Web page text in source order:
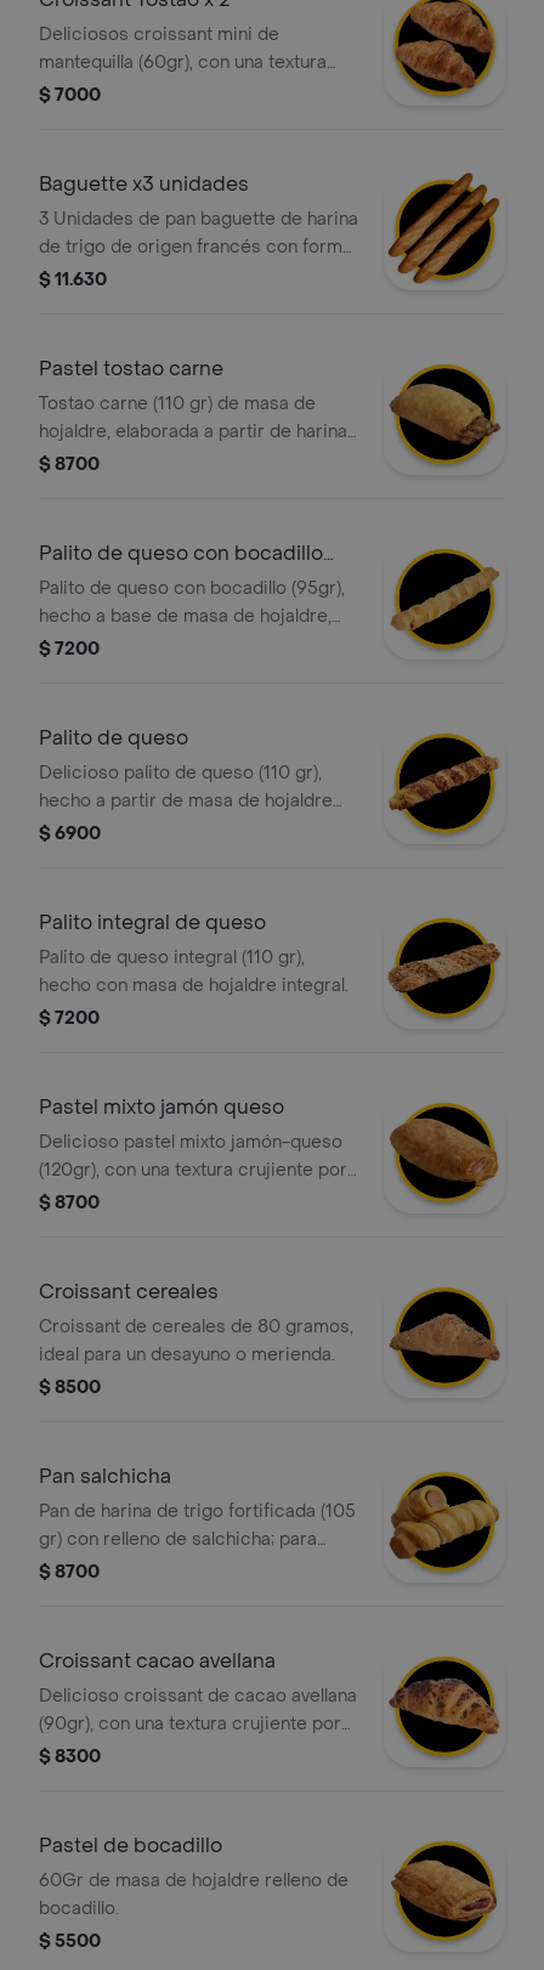
Deliciosos croissant mini de
mantequilla (60gr), con una textura
crujiente por fuera y suave por
mantequilla. ¡perfecto para cualquier
momento del día!
$ 7000
Baguette x3 unidades
3 Unidades de pan baguette de harina
de trigo de origen francés con forma
alargada y corteza crujiente.
$ 11.630
Pastel tostao carne
Tostao carne (110 gr) de masa de
hojaldre, elaborada a partir de harina
de trigo fortificada, grasa vegetal y
$ 8700
Palito de queso con bocadillo
tostao
Palito de queso con bocadillo (95gr),
hecho a base de masa de hojaldre,
relleno de queso y bocadillo pulpa de
$ 7200
Palito de queso
Delicioso palito de queso (110 gr),
hecho a partir de masa de hojaldre
con relleno de queso
$ 6900
Palito integral de queso
Palito de queso integral (110 gr),
hecho con masa de hojaldre integral.
$ 7200
Pastel mixto jamón queso
Delicioso pastel mixto jamón-queso
(120gr), con una textura crujiente por
fuera y suave por dentro, elaborado
cualquier momento del día!
$ 8700
Croissant cereales
Croissant de cereales de 80 gramos,
ideal para un desayuno o merienda.
$ 8500
Pan salchicha
Pan de harina de trigo fortificada (105
gr) con relleno de salchicha; para
obtener un rollo con diferentes capas
$ 8700
Croissant cacao avellana
Delicioso croissant de cacao avellana
(90gr), con una textura crujiente por
fuera y suave por dentro, elaborado
para cualquier momento del día!
$ 8300
Pastel de bocadillo
60Gr de masa de hojaldre relleno de
bocadillo.
$ 5500